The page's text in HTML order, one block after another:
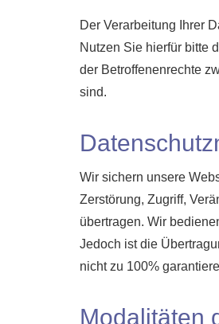
Der Verarbeitung Ihrer
Nutzen Sie hierfür bitte
der Betroffenenrechte
sind.
Wir sichern unsere
Zerstörung, Zugriff,
übertragen. Wir
Jedoch ist die
nicht zu 100%
Modalitäten